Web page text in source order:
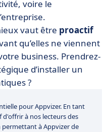
voire le
vaut être proactif
qu’elles ne viennent
business. Prendrez-
d’installer un
?
pour Appvizer. En tant
à nos lecteurs des
à Appvizer de